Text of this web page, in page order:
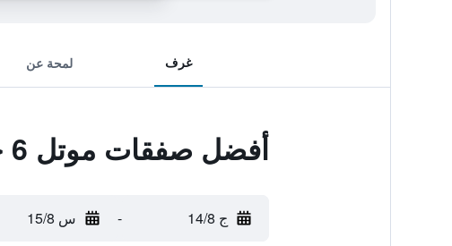
غرف لمحة عن
أفضل صفقات موتل 6 جودليتسفيل، تينيسي - ناشفيل
ج 14/8 - س 15/8